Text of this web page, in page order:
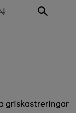
PAGE IS NOT
griskastreringar